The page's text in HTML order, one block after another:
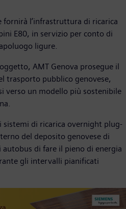
fornirà l’infrastruttura di ricarica
E80, in servizio per conto di
ligure.
AMT Genova prosegue il
trasporto pubblico genovese,
verso un modello più sostenibile
sistemi di ricarica overnight plug-
del deposito genovese di
di fare il pieno di energia
gli intervalli pianificati